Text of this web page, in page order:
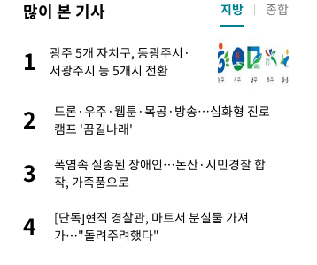
많이 본 기사
1
광주 5개 자치구, 동광주시·
서광주시 등 5개시 전환
2
드론·우주·웹툰·목공·방송…심화형 진로
캠프 '꿈길나래'
3
폭염속 실종된 장애인…논산·시민경찰 합
작, 가족품으로
4
[단독]현직 경찰관, 마트서 분실물 가져
가…"돌려주려했다"
지방 종합